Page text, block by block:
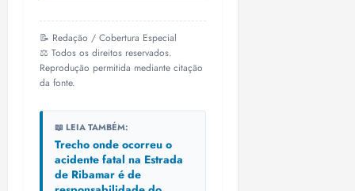
📝 Redação / Cobertura Especial
⚖️ Todos os direitos reservados.
Reprodução permitida mediante citação
da fonte.
📖 LEIA TAMBÉM:
Trecho onde ocorreu o
acidente fatal na Estrada
de Ribamar é de